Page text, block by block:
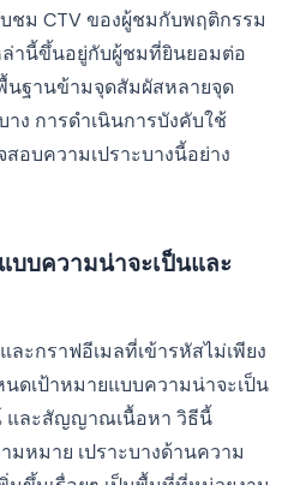
ชม CTV ของผู้ชมกับพฤติกรรม
านี้ขึ้นอยู่กับผู้ชมที่ยินยอมต่อ
นฐานข้ามจุดสัมผัสหลายจุด
าง การดำเนินการบังคับใช้
อบความเปราะบางนี้อย่าง
บบความน่าจะเป็นและ
ะกราฟอีเมลที่เข้ารหัสไม่เพียง
ดเป้าหมายแบบความน่าจะเป็น
และสัญญาณเนื้อหา วิธีนี้
หมาย เปราะบางด้านความ